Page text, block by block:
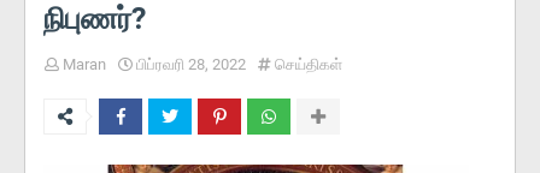
நிபுணர்?
Maran பிப்ரவரி 28, 2022 செய்திகள்